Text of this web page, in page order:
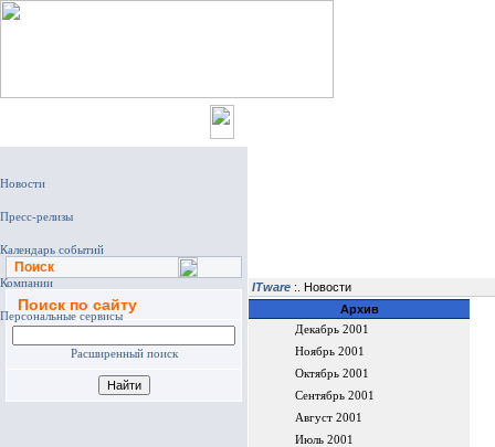
Поиск
Поиск по сайту
Расширенный поиск
ITware :. Новости
Архив
Декабрь 2001
Ноябрь 2001
Октябрь 2001
Сентябрь 2001
Август 2001
Июль 2001